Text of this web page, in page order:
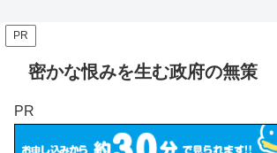
PR
密かな恨みを生む政府の無策
PR